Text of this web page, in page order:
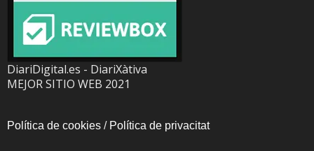
DiariDigital.es - DiariXàtiva
MEJOR SITIO WEB 2021
Política de cookies / Política de privacitat